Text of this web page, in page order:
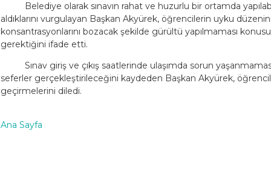
Belediye olarak sınavın rahat ve huzurlu bir ortamda
aldıklarını vurgulayan Başkan Akyürek, öğrencilerin uyku
konsantrasyonlarını bozacak şekilde gürültü yapılmaması
gerektiğini ifade etti.
Sınav giriş ve çıkış saatlerinde ulaşımda sorun
seferler gerçekleştirileceğini kaydeden Başkan Akyürek,
geçirmelerini diledi.
Ana Sayfa